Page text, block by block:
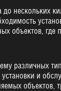
нескольких
объектов,
различных
и
объектов,